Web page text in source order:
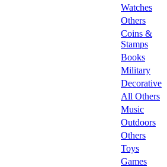
Watches
Others
Coins &
Stamps
Books
Military
Decorative
All Others
Music
Outdoors
Others
Toys
Games